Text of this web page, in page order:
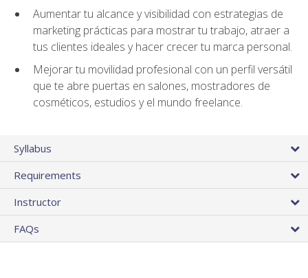
Aumentar tu alcance y visibilidad con estrategias de
marketing prácticas para mostrar tu trabajo, atraer a
tus clientes ideales y hacer crecer tu marca personal.
Mejorar tu movilidad profesional con un perfil versátil
que te abre puertas en salones, mostradores de
cosméticos, estudios y el mundo freelance.
Syllabus
Requirements
Instructor
FAQs